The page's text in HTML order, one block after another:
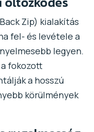
Zip) kialakítás
fel- és levétele a
legyen.
fokozott
a hosszú
körülmények